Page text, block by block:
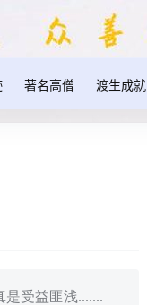
著名高僧 渡生成就
受益匪浅.......